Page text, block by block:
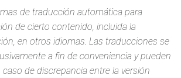
de traducción automática para
de cierto contenido, incluida la
en otros idiomas. Las traducciones se
a fin de conveniencia y pueden
caso de discrepancia entre la versión